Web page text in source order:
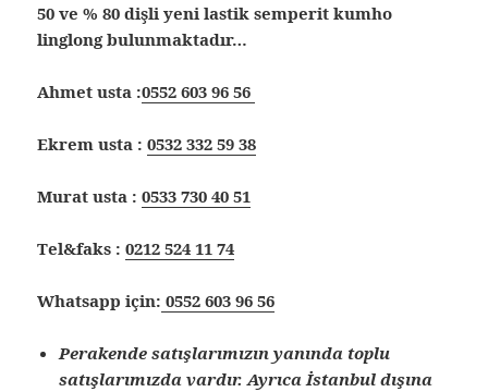
50 ve % 80 dişli yeni lastik semperit kumho
linglong bulunmaktadır…
Ahmet usta :0552 603 96 56
Ekrem usta :0532 332 59 38
Murat usta :0533 730 40 51
Tel&faks :0212 524 11 74
Whatsapp için: 0552 603 96 56
Perakende satışlarımızın yanında toplu
satışlarımızda vardır. Ayrıca İstanbul dışına